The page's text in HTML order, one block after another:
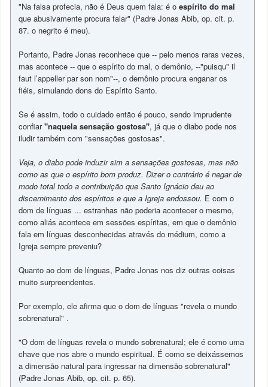
"Na falsa profecia, não é Deus quem fala: é oespírito do mal
que abusivamente procura falar" (Padre Jonas Abib, op. cit. p.
87. o negrito é meu).
Portanto, Padre Jonas reconhece que -- pelo menos raras vezes,
mas acontece -- que o espírito do mal, o demônio, --"puisqu" il
faut l’appeller par son nom"--, o demônio procura enganar os
fiéis, simulando dons do Espírito Santo.
Se é assim, todo o cuidado então é pouco, sendo imprudente
confiar"naquela sensação gostosa", já que o diabo pode nos
iludir também com "sensações gostosas".
Veja, o diabo pode induzir sim a sensações gostosas, mas não
como as que o espírito bom produz. Dizer o contrário é negar de
modo total todo a contribuição que Santo Ignácio deu ao
discernimento dos espíritos e que a Igreja endossou. E com o
dom de línguas ... estranhas não poderia acontecer o mesmo,
como aliás acontece em sessões espíritas, em que o demônio
fala em línguas desconhecidas através do médium, como a
Igreja sempre preveniu?
Quanto ao dom de línguas, Padre Jonas nos diz outras coisas
muito surpreendentes.
Por exemplo, ele afirma que o dom de línguas "revela o mundo
sobrenatural" .
"O dom de línguas revela o mundo sobrenatural; ele é como uma
chave que nos abre o mundo espiritual. É como se deixássemos
a dimensão natural para ingressar na dimensão sobrenatural"
(Padre Jonas Abib, op. cit. p. 65).